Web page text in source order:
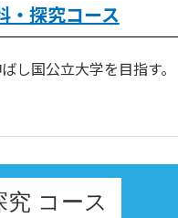
・探究コース
し国公立大学を目指す。
コース